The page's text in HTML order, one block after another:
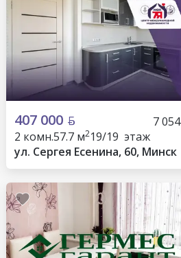
407 000 7 054
2 комн.57.7 м219/19 этаж
ул. Сергея Есенина, 60, Минск